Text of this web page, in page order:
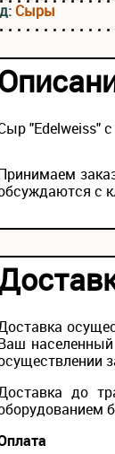
Сыры
"Edelweiss"
с
населенный
до